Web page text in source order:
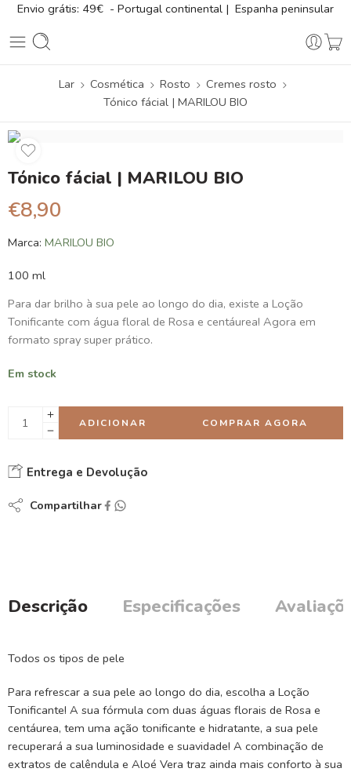
Envio grátis: 49€ - Portugal continental | Espanha peninsular
Lar Cosmética Rosto
Cremes rosto
Tónico fácial | MARILOU BIO
Tónico fácial | MARILOU BIO
€8,90
Marca: MARILOU BIO
100 ml
Para dar brilho à sua pele ao longo do dia, existe a Loção
Tonificante com água floral de Rosa e centáurea! Agora em
formato spray super prático.
Em stock
ADICIONAR COMPRAR AGORA
Entrega e Devolução
Compartilhar
Descrição Especificações
Todos os tipos de pele
Para refrescar a sua pele ao longo do dia, escolha a Loção
Tonificante! A sua fórmula com duas águas florais de Rosa e
centáurea, tem uma ação tonificante e hidratante, a sua pele
recuperará a sua luminosidade e suavidade! A combinação de
extratos de calêndula e Aloé Vera traz ainda mais conforto à sua